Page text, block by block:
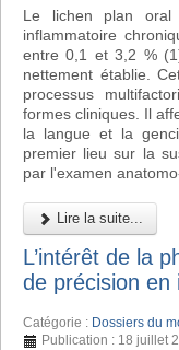
Le lichen plan oral
inflammatoire
entre 0,1 et 3,2 %
nettement établie.
processus
formes cliniques. Il
la langue et la
premier lieu sur la
par l'examen
Lire la suite...
L’intérêt de la
de précision en
Catégorie : Dossiers du
Publication : 18 juillet